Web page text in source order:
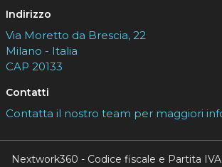
Indirizzo
Via Moretto da Brescia, 22
Milano - Italia
CAP 20133
Contatti
Contatta il nostro team per maggiori
Nextwork360 - Codice fiscale e Partita